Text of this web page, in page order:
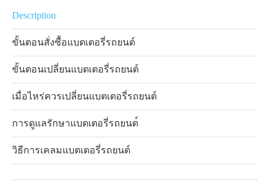
Description
ขั้นตอนสั่งซื้อแบตเตอรี่รถยนต์
ขั้นตอนเปลี่ยนแบตเตอรี่รถยนต์
เมื่อไหร่ควรเปลี่ยนแบตเตอรี่รถยนต์
การดูแลรักษาแบตเตอรี่รถยนต์
วิธีการเคลมแบตเตอรี่รถยนต์